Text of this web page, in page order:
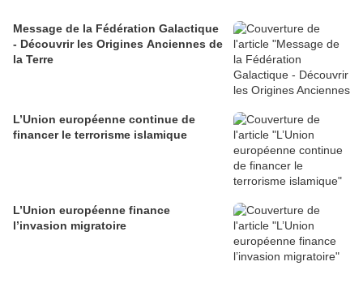
Message de la Fédération Galactique
- Découvrir les Origines Anciennes de
la Terre
L’Union européenne continue de
financer le terrorisme islamique
L’Union européenne finance
l’invasion migratoire